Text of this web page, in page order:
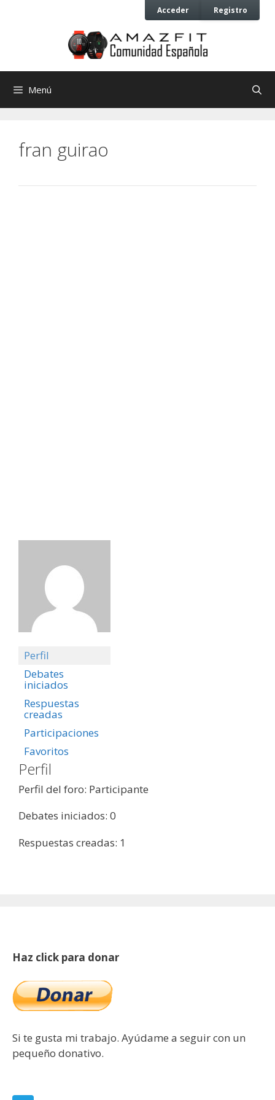
Acceder Registro
Menú
fran guirao
Perfil
Debates
iniciados
Respuestas
creadas
Participaciones
Favoritos
Perfil
Perfil del foro: Participante
Debates iniciados: 0
Respuestas creadas: 1
Haz click para donar
Si te gusta mi trabajo. Ayúdame a seguir con un
pequeño donativo.